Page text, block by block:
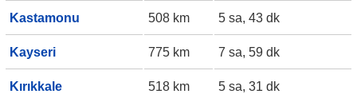
Kastamonu 508 km 5 sa, 43 dk
Kayseri 775 km 7 sa, 59 dk
Kırıkkale 518 km 5 sa, 31 dk